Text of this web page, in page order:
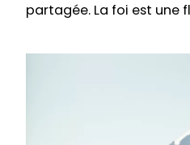
partagée. La foi est une